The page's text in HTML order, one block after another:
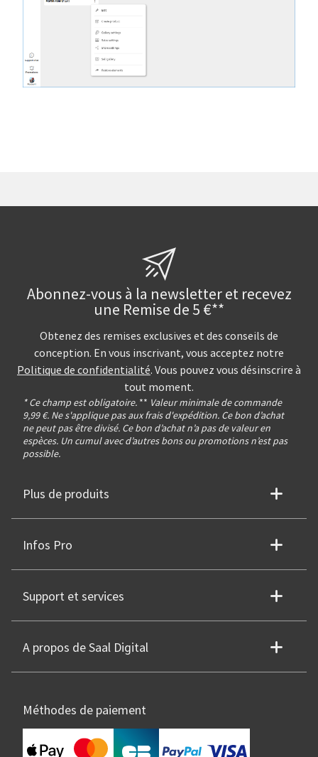
Abonnez-vous à la newsletter et recevez
une Remise de 5 €**
Obtenez des remises exclusives et des conseils de
conception. En vous inscrivant, vous acceptez notre
Politique de confidentialité. Vous pouvez vous désinscrire à
tout moment.
* Ce champ est obligatoire. ** Valeur minimale de commande
9,99 €. Ne s'applique pas aux frais d'expédition. Ce bon d’achat
ne peut pas être divisé. Ce bon d’achat n’a pas de valeur en
espèces. Un cumul avec d’autres bons ou promotions n’est pas
possible.
Plus de produits
Infos Pro
Support et services
A propos de Saal Digital
Méthodes de paiement